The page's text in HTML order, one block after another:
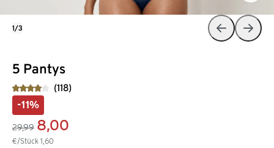
5 Pantys
(118)
-11%
29,99 8,00
€/Stück 1,60
1/3